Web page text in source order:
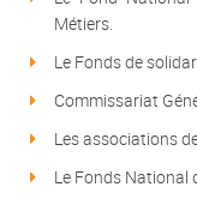
Métiers.
Le Fonds de
Commissariat
Les associations
Le Fonds National